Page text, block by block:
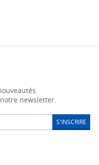
newsletter.
S'INSCRIRE